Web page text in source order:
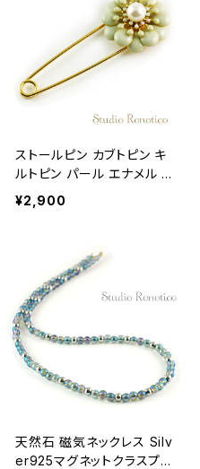
ストールピン カブトピン キ
ルトピン パール エナメル お
花 グレージュ
¥2,900
天然石 磁気ネックレス Silv
er925マグネットクラスプ